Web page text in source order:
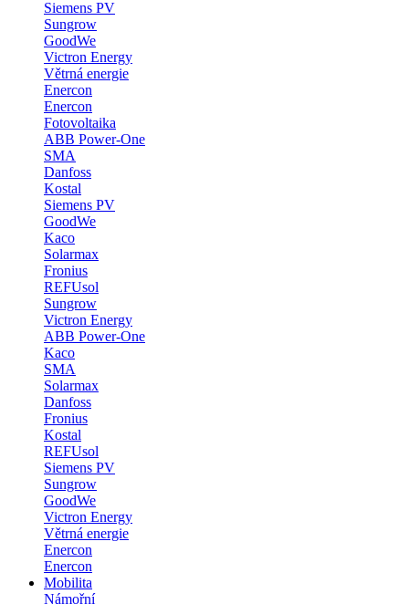
Siemens PV
Sungrow
GoodWe
Victron Energy
Větrná energie
Enercon
Enercon
Fotovoltaika
ABB Power-One
SMA
Danfoss
Kostal
Siemens PV
GoodWe
Kaco
Solarmax
Fronius
REFUsol
Sungrow
Victron Energy
ABB Power-One
Kaco
SMA
Solarmax
Danfoss
Fronius
Kostal
REFUsol
Siemens PV
Sungrow
GoodWe
Victron Energy
Větrná energie
Enercon
Enercon
Mobilita
Námořní